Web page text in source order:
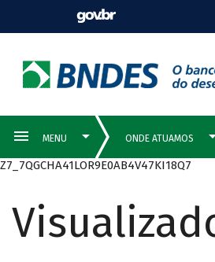
Z7_7QGCHA41LOR9E0AB4V47KI18Q7